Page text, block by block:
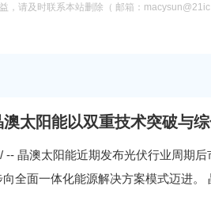
，请及时联系本站删除（ 邮箱：
澳太阳能以双重技术突破与
-- 晶澳太阳能近期发布光伏行业周期
全面一体化能源解决方案模式迈进。